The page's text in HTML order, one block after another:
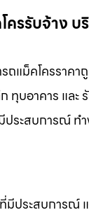
ครรับจ้าง
ถแม็คโครรา
อาคาร และ
ะสบการณ์ ท
ประสบการณ์